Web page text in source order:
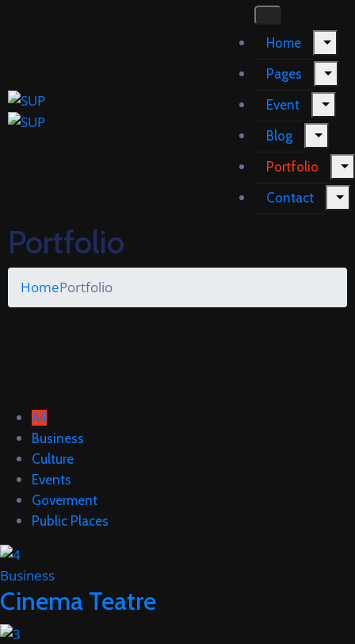
Home
Pages
Event
Blog
Portfolio
Contact
Portfolio
HomePortfolio
All
Business
Culture
Events
Goverment
Public Places
Business
Cinema Teatre